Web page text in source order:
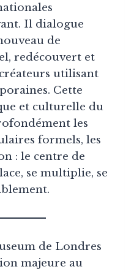
Il dialogue
de
redécouvert et
utilisant
Cette
et culturelle du
les
formels, les
: le centre de
se multiplie, se
de Londres
majeure au